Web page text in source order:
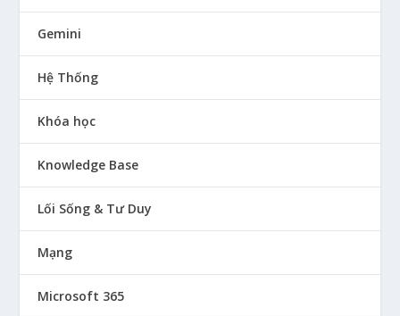
Gemini
Hệ Thống
Khóa học
Knowledge Base
Lối Sống & Tư Duy
Mạng
Microsoft 365